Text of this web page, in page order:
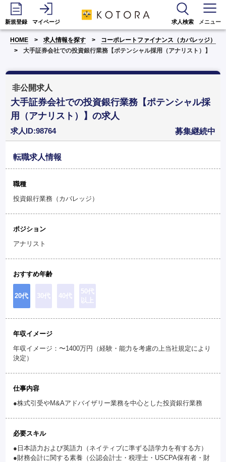
新規登録 マイページ 求人検索 メニュー
HOME 求人情報を探す
コーポレートファイナンス（カバレッジ）
大手証券会社での投資銀行業務【ポテンシャル採用（アナリスト）】
非公開求人
大手証券会社での投資銀行業務【ポテンシャル採
用（アナリスト）】の求人
求人ID:98764 募集継続中
転職求人情報
職種
投資銀行業務（カバレッジ）
ポジション
アナリスト
おすすめ年齢
20代 30代 40代
50代
以上
年収イメージ
年収イメージ：〜1400万円（経験・能力を考慮の上当社規定により
決定）
仕事内容
●株式引受やM&Aアドバイザリー業務を中心とした投資銀行業務
必要スキル
●日本語力および英語力（ネイティブに準ずる語学力を有する方）
●財務会計に関する素養（公認会計士・税理士・USCPA保有者・財